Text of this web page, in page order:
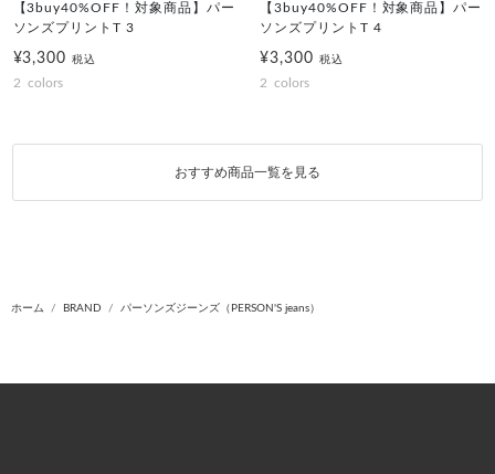
【3buy40%OFF！対象商品】パー
ソンズプリントT 3
¥3,300税込
2 colors
【3buy40%OFF！対象商品】パー
ソンズプリントT 4
¥3,300 税込
2 colors
おすすめ商品一覧を見る
ホーム BRAND パーソンズジーンズ（PERSON'S jeans）